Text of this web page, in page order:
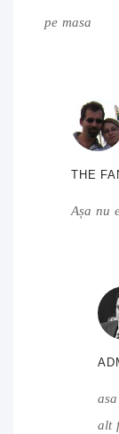
pe masa
THE
Așa nu
alt